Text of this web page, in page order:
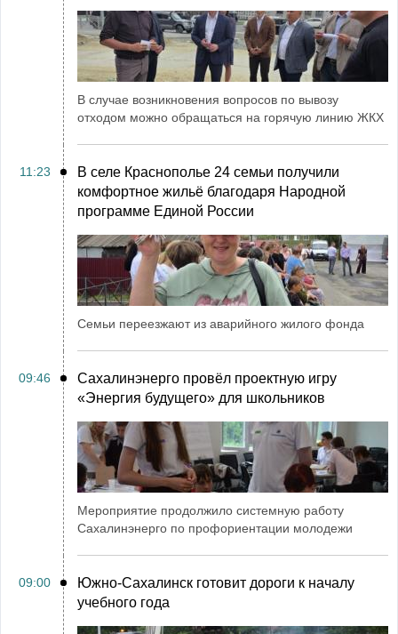
В случае возникновения вопросов по вывозу
отходом можно обращаться на горячую линию ЖКХ
11:23
В селе Краснополье 24 семьи получили
комфортное жильё благодаря Народной
программе Единой России
Семьи переезжают из аварийного жилого фонда
09:46
Сахалинэнерго провёл проектную игру
«Энергия будущего» для школьников
Мероприятие продолжило системную работу
Сахалинэнерго по профориентации молодежи
09:00
Южно-Сахалинск готовит дороги к началу
учебного года